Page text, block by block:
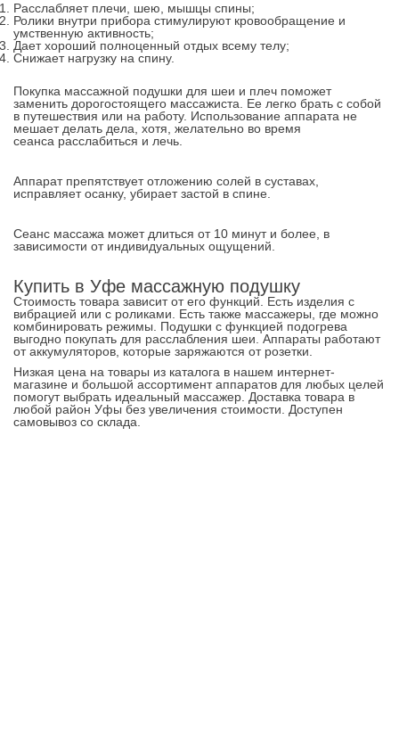
Расслабляет плечи, шею, мышцы спины;
Ролики внутри прибора стимулируют кровообращение и
умственную активность;
Дает хороший полноценный отдых всему телу;
Снижает нагрузку на спину.
Покупка массажной подушки для шеи и плеч поможет
заменить дорогостоящего массажиста. Ее легко брать с собой
в путешествия или на работу. Использование аппарата не
мешает делать дела, хотя, желательно во время
сеанса расслабиться и лечь.
Аппарат препятствует отложению солей в суставах,
исправляет осанку, убирает застой в спине.
Сеанс массажа может длиться от 10 минут и более, в
зависимости от индивидуальных ощущений.
Купить в Уфе массажную подушку
Стоимость товара зависит от его функций. Есть изделия с
вибрацией или с роликами. Есть также массажеры, где можно
комбинировать режимы. Подушки с функцией подогрева
выгодно покупать для расслабления шеи. Аппараты работают
от аккумуляторов, которые заряжаются от розетки.
Низкая цена на товары из каталога в нашем интернет-
магазине и большой ассортимент аппаратов для любых целей
помогут выбрать идеальный массажер. Доставка товара в
любой район Уфы без увеличения стоимости. Доступен
самовывоз со склада.